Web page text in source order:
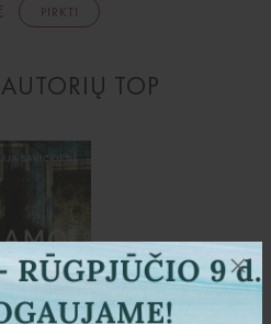
PIRKTI
TOP